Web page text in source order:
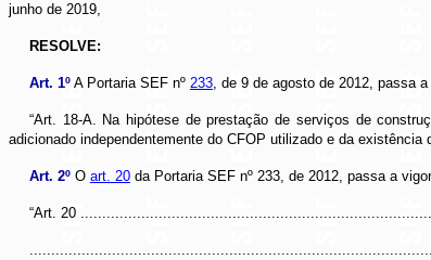
junho de 2019,
RESOLVE:
Art. 1º A Portaria SEF nº 233, de 9 de agosto de 2012, passa
“Art. 18-A. Na hipótese de prestação de serviços de
adicionado independentemente do CFOP utilizado e da
Art. 2º O art. 20da Portaria SEF nº 233, de 2012, passa a
“Art. 20